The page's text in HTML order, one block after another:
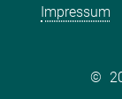
Impressum
©